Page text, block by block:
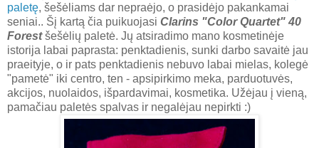
paletę, šešėliams dar nepraėjo, o prasidėjo pakankamai
seniai.. Šį kartą čia puikuojasi Clarins "Color Quartet" 40
Forestšešėlių paletė. Jų atsiradimo mano kosmetinėje
istorija labai paprasta: penktadienis, sunki darbo savaitė jau
praeityje, o ir pats penktadienis nebuvo labai mielas, kolegė
"pametė" iki centro, ten - apsipirkimo meka, parduotuvės,
akcijos, nuolaidos, išpardavimai, kosmetika. Užėjau į vieną,
pamačiau paletės spalvas ir negalėjau nepirkti :)